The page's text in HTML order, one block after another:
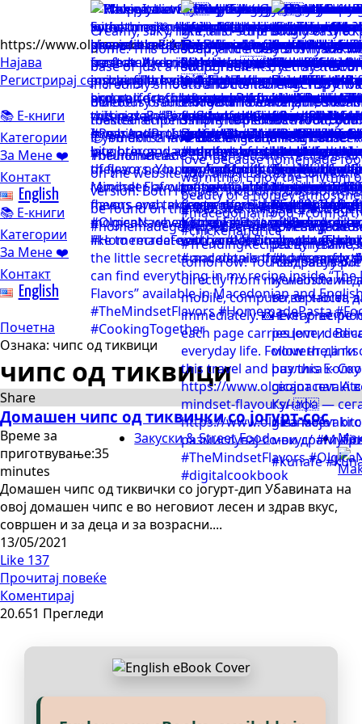
https://www.olgicanacevakitchen.com
Најава
Регистрирај се
📚 Е-книги
Категории
За Мене ❤️
Контакт
English
📚 Е-книги
Категории
За Мене ❤️
Контакт
English
Почетна
Ознака: чипс од тиквици
чипс од тиквици
Share
Домашен чипс од тиквички со јогурт-сос
Време за
приготвување:35
minutes
Закуски & Street Food
Домашен чипс од тиквички со јогурт-дип Убавината на
овој домашен чипс е во неговиот лесен и здрав вкус,
совршен и за деца и за возрасни....
13/05/2021
Like 137
Прочитај повеќе
Коментирај
20.651 Прегледи